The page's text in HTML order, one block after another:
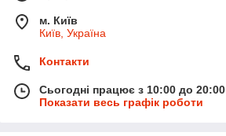
м. Київ
Київ, Україна
Контакти
Сьогодні працює з 10:00 до 20:00
Показати весь графік роботи